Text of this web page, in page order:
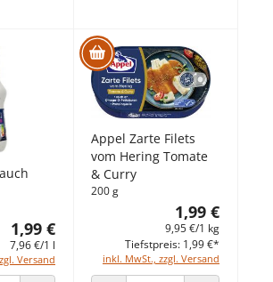
1,99 €
7,96 €/1 l
Versand
Appel Zarte Filets
vom Hering Tomate
& Curry
200 g
1,99 €
9,95 €/1 kg
inkl. MwSt., zzgl. Versand
Tiefstpreis: 1,99 €*